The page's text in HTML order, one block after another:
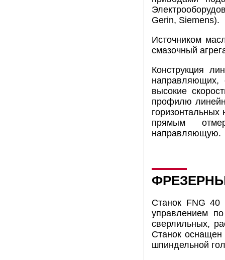
Gerin, Siemens).
Источником
смазочный
Конструкция
направляющих,
высокие
профилю
прямым
направляющую.
Станок FNG
управлением
сверлильных,
Станок
шпиндельной